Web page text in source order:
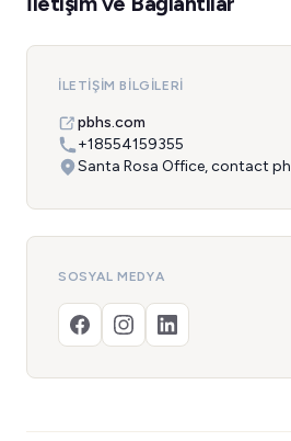
İLETIŞIM BILGILERI
pbhs.com
+18554159355
Santa Rosa Office, contact
SOSYAL MEDYA